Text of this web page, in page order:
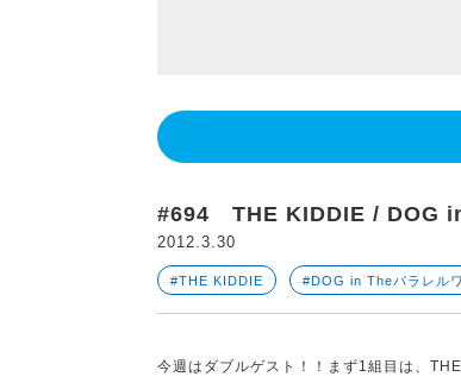
#694 THE KIDDIE / DOG
2012.3.30
#THE KIDDIE #DOG in Theパラレル
今週はダブルゲスト！！まず1組目は、